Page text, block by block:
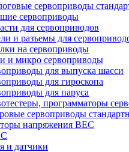
сервоприводы
сервоприводы
для сервоприводов
и разъемы для
на сервоприводы
и микро сервоприводы
для выпуска шасси
для гироскопа
для паруса
программаторы
сервоприводы
напряжения BEC
и датчики